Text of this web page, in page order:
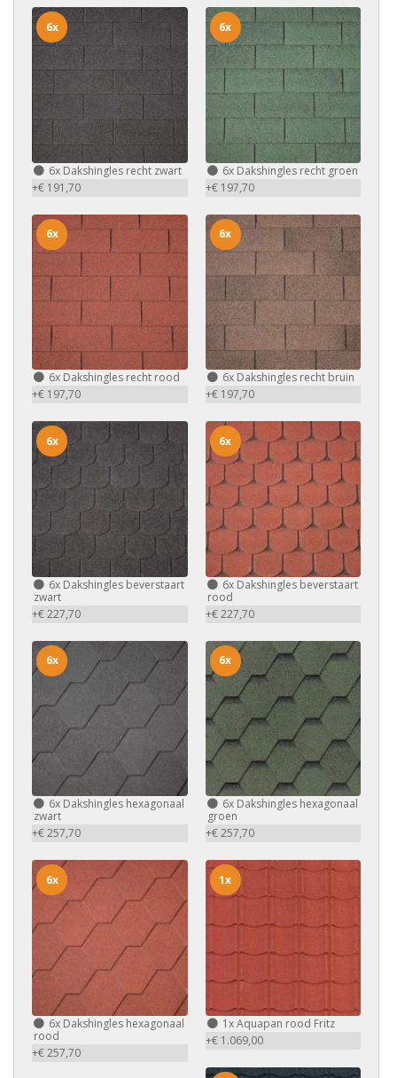
6x Dakshingles recht zwart
+€ 191,70
6x
6xDakshingles recht groen
+€ 197,70
6x
6x Dakshingles recht rood
+€ 197,70
6x
6xDakshingles recht bruin
+€ 197,70
6x
6x Dakshingles beverstaart
zwart
+€ 227,70
6x
6xDakshingles beverstaart
rood
+€ 227,70
6x
6x Dakshingles hexagonaal
zwart
+€ 257,70
6x
6xDakshingles hexagonaal
groen
+€ 257,70
6x
6x Dakshingles hexagonaal
rood
+€ 257,70
6x
1xAquapan rood Fritz
+€ 1.069,00
1x